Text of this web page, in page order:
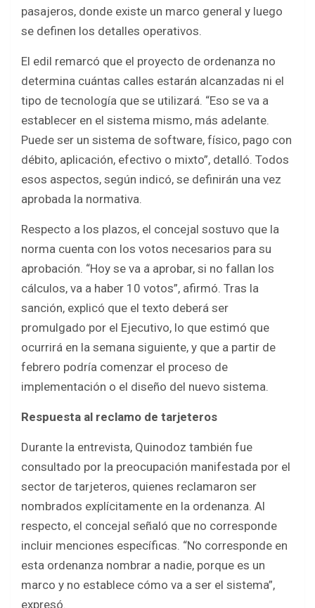
pasajeros, donde existe un marco general y luego
se definen los detalles operativos.
El edil remarcó que el proyecto de ordenanza no
determina cuántas calles estarán alcanzadas ni el
tipo de tecnología que se utilizará. “Eso se va a
establecer en el sistema mismo, más adelante.
Puede ser un sistema de software, físico, pago con
débito, aplicación, efectivo o mixto”, detalló. Todos
esos aspectos, según indicó, se definirán una vez
aprobada la normativa.
Respecto a los plazos, el concejal sostuvo que la
norma cuenta con los votos necesarios para su
aprobación. “Hoy se va a aprobar, si no fallan los
cálculos, va a haber 10 votos”, afirmó. Tras la
sanción, explicó que el texto deberá ser
promulgado por el Ejecutivo, lo que estimó que
ocurrirá en la semana siguiente, y que a partir de
febrero podría comenzar el proceso de
implementación o el diseño del nuevo sistema.
Respuesta al reclamo de tarjeteros
Durante la entrevista, Quinodoz también fue
consultado por la preocupación manifestada por el
sector de tarjeteros, quienes reclamaron ser
nombrados explícitamente en la ordenanza. Al
respecto, el concejal señaló que no corresponde
incluir menciones específicas. “No corresponde en
esta ordenanza nombrar a nadie, porque es un
marco y no establece cómo va a ser el sistema”,
expresó.